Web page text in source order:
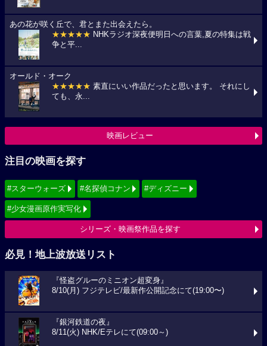
あの花が咲く丘で、君とまた出会えたら。
★★★★★ NHKラジオ深夜便明日への言葉,夏の特集は戦
争と平...
オールド・オーク
★★★★★ 素直にいい作品だったと思います。 それにし
ても、永...
映画レビュー
注目の映画を探す
#スターウォーズ #名探偵コナン #ディズニー
#少女漫画原作実写化
シリーズ・映画祭作品を探す
必見！地上波放送リスト
『怪盗グルーのミニオン超変身』
8/10(月) フジテレビ/最新作公開記念にて(19:00〜)
『銀河鉄道の夜』
8/11(火) NHK/Eテレにて(09:00～)